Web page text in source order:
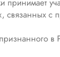
связанных
в